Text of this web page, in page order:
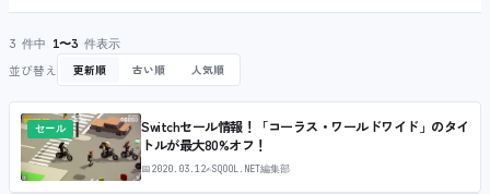
3 件中 1〜3 件表示
並び替え 更新順 古い順 人気順
セール
Switchセール情報！「コーラス・ワールドワイド」のタイ
トルが最大80%オフ！
📅2020.03.12✍SQOOL.NET編集部